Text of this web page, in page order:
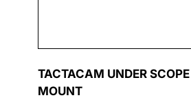
TACTACAM UNDER SCOPE
MOUNT